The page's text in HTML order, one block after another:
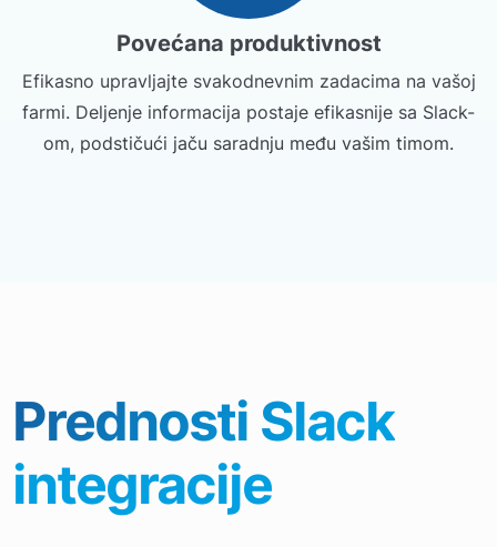
Povećana produktivnost
Efikasno upravljajte svakodnevnim zadacima na vašoj
farmi. Deljenje informacija postaje efikasnije sa Slack-
om, podstičući jaču saradnju među vašim timom.
Prednosti Slack
integracije